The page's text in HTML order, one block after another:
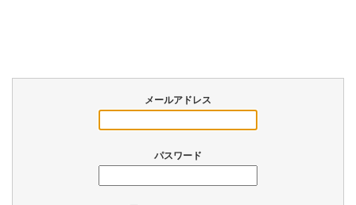
メールアドレス
パスワード